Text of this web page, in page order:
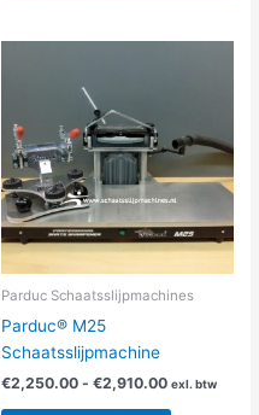
Parduc Schaatsslijpmachines
Parduc® M25
Schaatsslijpmachine
€2,250.00 - €2,910.00 exl. btw
meerdere
variaties.
Deze
optie
kan
worden